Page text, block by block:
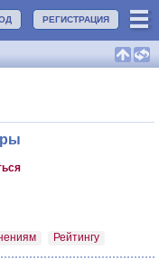
РЕГИСТРАЦИЯ
Рейтингу